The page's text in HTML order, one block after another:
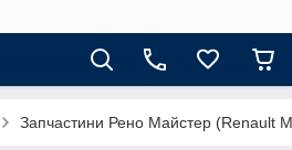
Запчастини Рено Майстер (Renault